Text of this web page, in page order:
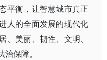
平衡，让智慧城市真正
人的全面发展的现代化
、美丽、韧性、文明、
保障。